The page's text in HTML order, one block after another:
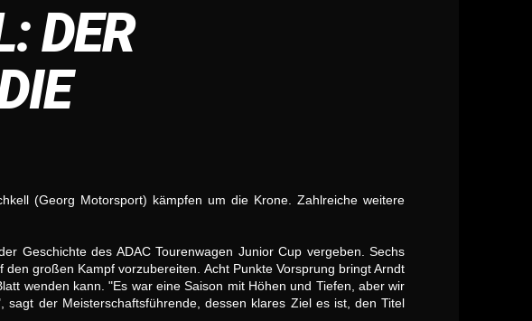
DER
(Georg Motorsport) kämpfen um die Krone. Zahlreiche weitere
Geschichte des ADAC Tourenwagen Junior Cup vergeben. Sechs
großen Kampf vorzubereiten. Acht Punkte Vorsprung bringt Arndt
wenden kann. "Es war eine Saison mit Höhen und Tiefen, aber wir
der Meisterschaftsführende, dessen klares Ziel es ist, den Titel